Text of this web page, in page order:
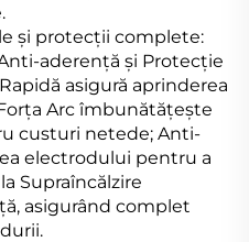
și protecții complete:
aderență și Protecție
asigură aprinderea
Arc îmbunătățește
custuri netede; Anti-
electrodului pentru a
Supraîncălzire
asigurând complet